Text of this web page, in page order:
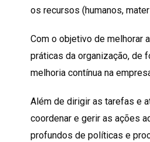
os recursos (humanos,
Com o objetivo de melhorar
práticas da organização, de
melhoria contínua na
Além de dirigir as tarefas e
coordenar e gerir as ações
profundos de políticas e